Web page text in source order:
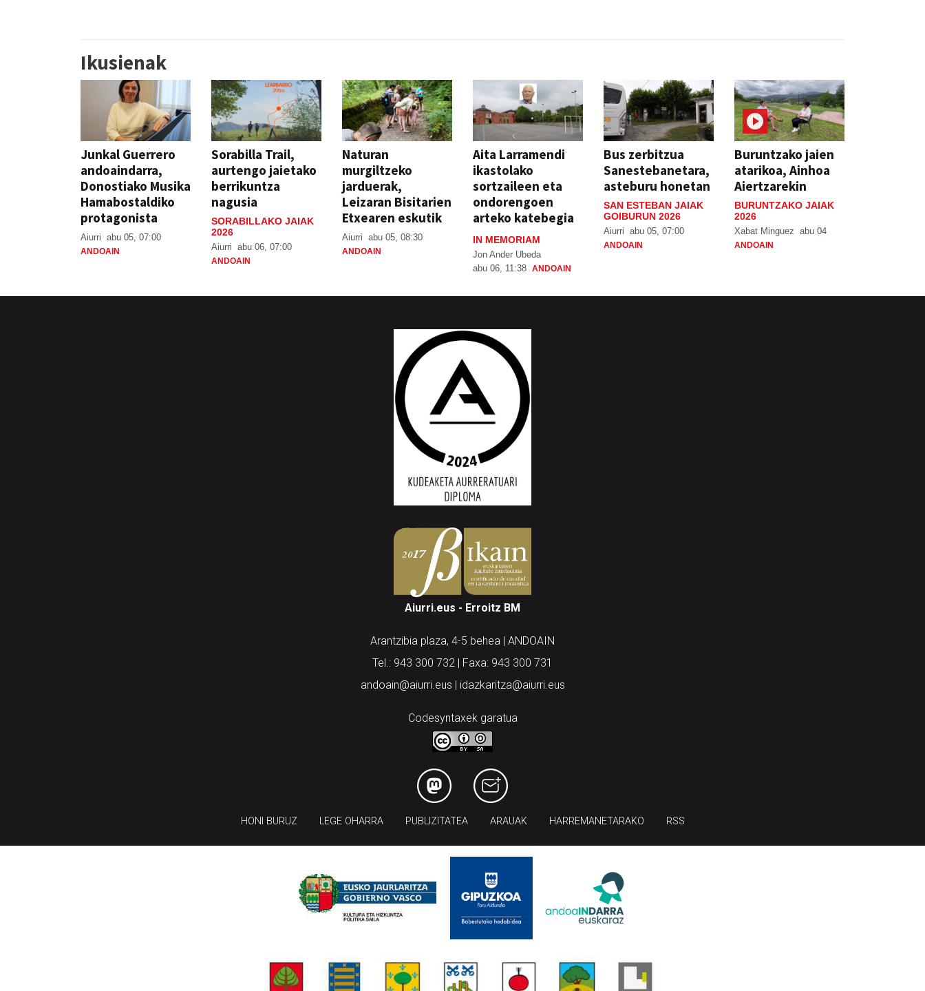
Ikusienak
Junkal Guerrero
andoaindarra,
Donostiako Musika
Hamabostaldiko
protagonista
Aiurri abu 05, 07:00
ANDOAIN
Sorabilla Trail,
aurtengo jaietako
berrikuntza
nagusia
SORABILLAKO JAIAK
2026
Aiurri abu 06, 07:00
ANDOAIN
Naturan
murgiltzeko
jarduerak,
Leizaran Bisitarien
Etxearen eskutik
Aiurri abu 05, 08:30
ANDOAIN
Aita Larramendi
ikastolako
sortzaileen eta
ondorengoen
arteko katebegia
IN MEMORIAM
Jon Ander Ubeda
abu 06, 11:38 ANDOAIN
Bus zerbitzua
Sanestebanetara,
asteburu honetan
SAN ESTEBAN JAIAK
GOIBURUN 2026
Aiurri abu 05, 07:00
ANDOAIN
Buruntzako jaien
atarikoa, Ainhoa
Aiertzarekin
BURUNTZAKO JAIAK
2026
Xabat Minguez abu 04
ANDOAIN
Aiurri.eus - Erroitz BM
Arantzibia plaza, 4-5 behea | ANDOAIN
Tel.: 943 300 732 | Faxa: 943 300 731
andoain@aiurri.eus | idazkaritza@aiurri.eus
Codesyntaxek garatua
HONI BURUZ LEGE OHARRA PUBLIZITATEA ARAUAK HARREMANETARAKO RSS